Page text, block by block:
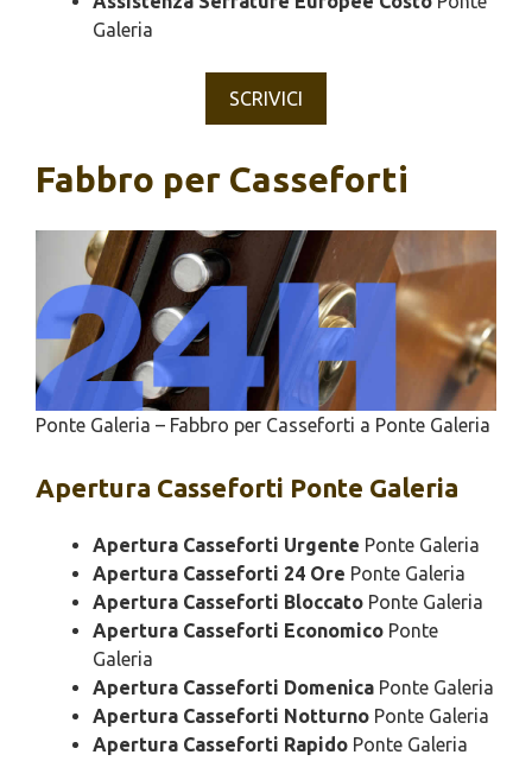
Galeria
SCRIVICI
Fabbro per Casseforti
Ponte Galeria – Fabbro per Casseforti a Ponte Galeria
Apertura Casseforti Ponte Galeria
Apertura Casseforti Urgente Ponte Galeria
Apertura Casseforti 24 Ore Ponte Galeria
Apertura Casseforti Bloccato Ponte Galeria
Apertura Casseforti Economico Ponte
Galeria
Apertura Casseforti Domenica Ponte Galeria
Apertura Casseforti Notturno Ponte Galeria
Apertura Casseforti Rapido Ponte Galeria